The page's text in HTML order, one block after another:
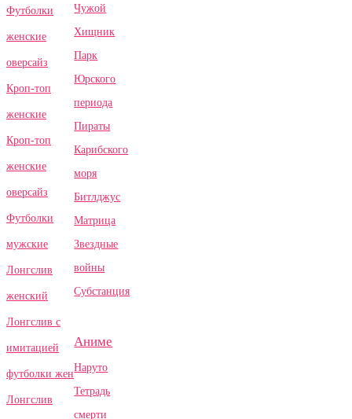
Футболки
женские
оверсайз
Кроп-топ
женские
Кроп-топ
женские
оверсайз
Футболки
мужские
Лонгслив
женский
Лонгслив с
имитацией
футболки жен
Лонгслив
Чужой
Хищник
Парк
Юрского
периода
Пираты
Карибского
моря
Битлджус
Матрица
Звездные
войны
Субстанция
Аниме
Наруто
Тетрадь
смерти